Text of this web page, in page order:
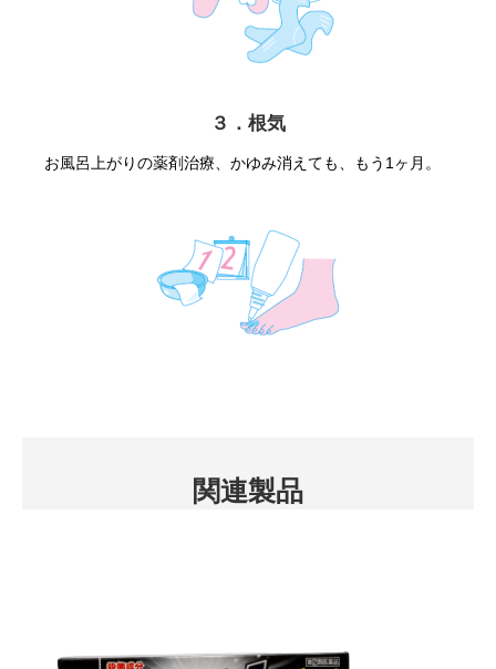
３．根気
お風呂上がりの薬剤治療、かゆみ消えても、もう1ヶ月。
関連製品